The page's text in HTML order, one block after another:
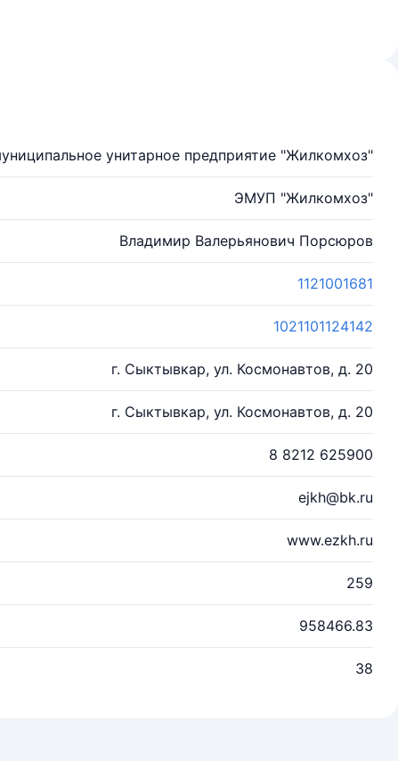
унитарное предприятие "Жилкомхоз"
ЭМУП "Жилкомхоз"
Владимир Валерьянович Порсюров
1121001681
1021101124142
г. Сыктывкар, ул. Космонавтов, д. 20
г. Сыктывкар, ул. Космонавтов, д. 20
8 8212 625900
ejkh@bk.ru
www.ezkh.ru
259
958466.83
38